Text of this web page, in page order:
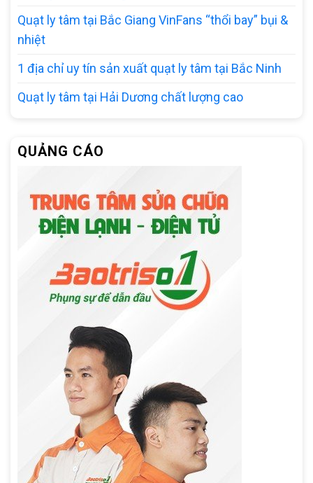
Quạt ly tâm tại Bắc Giang VinFans “thổi bay” bụi &
nhiệt
1 địa chỉ uy tín sản xuất quạt ly tâm tại Bắc Ninh
Quạt ly tâm tại Hải Dương chất lượng cao
QUẢNG CÁO